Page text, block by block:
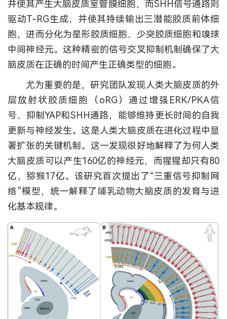
并使其产生大脑皮质室管膜细胞，而SHH信号通路则
驱动T-RG生成，并使其持续输出三潜能胶质前体细
胞，进而分化为星形胶质细胞、少突胶质细胞和嗅球
中间神经元。这种精密的信号交叉抑制机制确保了大
脑皮质在正确的时间产生正确类型的细胞。
尤为重要的是，研究团队发现人类大脑皮质的外
层放射状胶质细胞（oRG）通过增强ERK/PKA信
号、抑制YAP和SHH通路，能够维持更长时间的自我
更新与神经发生。这是人类大脑皮质在进化过程中显
著扩张的关键机制。这一发现很好地解释了为何人类
大脑皮质可以产生160亿的神经元，而猩猩却只有80
亿，猕猴17亿。该研究首次提出了“三重信号抑制网
络”模型，统一解释了哺乳动物大脑皮质的发育与进
化基本规律。